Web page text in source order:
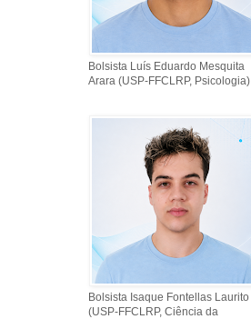
Bolsista Luís Eduardo Mesquita
Arara (USP-FFCLRP, Psicologia)
Bolsista Isaque Fontellas Laurito
(USP-FFCLRP, Ciência da